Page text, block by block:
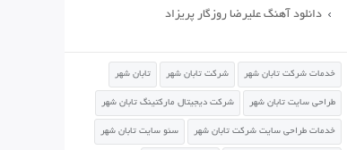
دانلود آهنگ علیرضا روزگار پریزاد
خدمات شرکت تابان شهر شرکت تابان شهر تابان شهر
طراحی سایت تابان شهر شرکت دیجیتال مارکتینگ تابان شهر
خدمات طراحی سایت شرکت تابان شهر سئو سایت تابان شهر